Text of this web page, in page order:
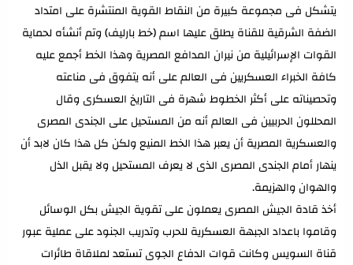
يتشكل فى مجموعة كبيرة من النقاط القوية المنتشرة على امتداد
الضفة الشرقية للقناة يطلق عليها اسم (خط بارليف) وتم أنشأه لحماية
القوات الإسرائيلية من نيران المدافع المصرية وهذا الخط أجمع عليه
كافة الخبراء العسكريين فى العالم على أنه يتفوق فى مناعته
وتحصيناته على أكثر الخطوط شهرة فى التاريخ العسكرى وقال
المحللون الحربيين فى العالم أنه من المستحيل على الجندى المصرى
والعسكرية المصرية أن يعبر هذا الخط المنيع ولكن كل هذا كان لابد أن
ينهار أمام الجندى المصرى الذى لا يعرف المستحيل ولا يقبل الذل
والهوان والهزيمة.
أخذ قادة الجيش المصرى يعملون على تقوية الجيش بكل الوسائل
وقاموا باعداد الجبهة العسكرية للحرب وتدريب الجنود على عملية عبور
قناة السويس وكانت قوات الدفاع الجوى تستعد لملاقاة طائرات